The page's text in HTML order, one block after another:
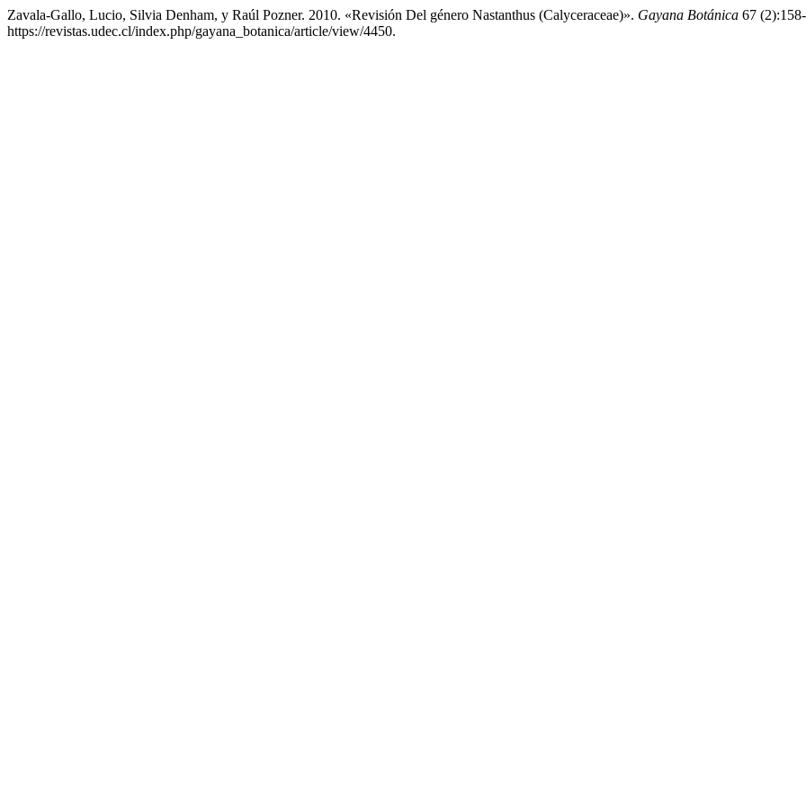
Zavala-Gallo, Lucio, Silvia Denham, y Raúl Pozner. 2010. «Revisión Del género Nastanthus (Calyceraceae)». Gayana Botánica 67
https://revistas.udec.cl/index.php/gayana_botanica/article/view/4450.